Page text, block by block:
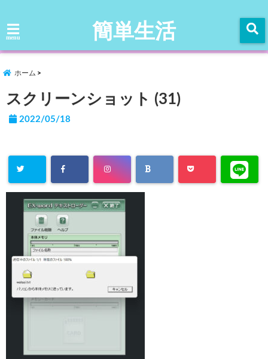
menu 簡単生活
ホーム
スクリーンショット (31)
2022/05/18